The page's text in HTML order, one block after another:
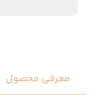
معرفی محصول